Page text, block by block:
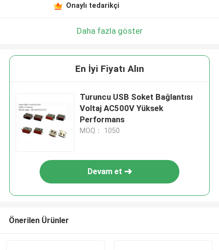
Onaylı tedarikçi
Daha fazla göster
En İyi Fiyatı Alın
Turuncu USB Soket Bağlantısı
Voltaj AC500V Yüksek
Performans
MOQ： 1050
Devam et
Önerilen Ürünler